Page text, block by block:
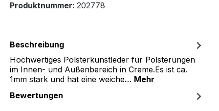
Produktnummer: 202778
Beschreibung
Hochwertiges Polsterkunstleder für Polsterungen
im Innen- und Außenbereich in Creme.Es ist ca.
1mm stark und hat eine weiche… Mehr
Bewertungen